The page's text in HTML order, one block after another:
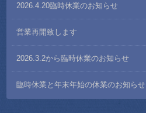
2026.4.20臨時休業のお知らせ
営業再開致します
2026.3.2から臨時休業のお知らせ
臨時休業と年末年始の休業のお知らせ